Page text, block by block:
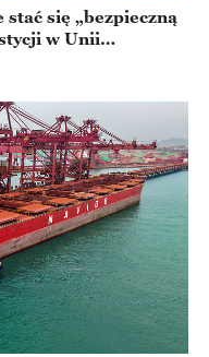
się „bezpieczną
w Unii